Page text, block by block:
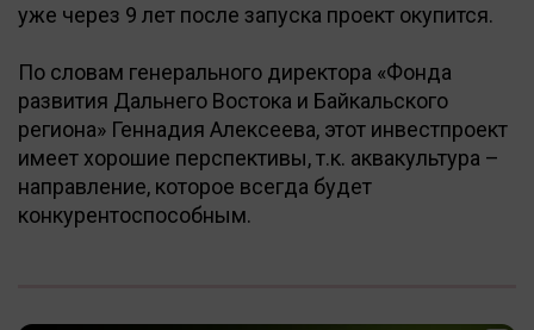
уже через 9 лет после запуска проект окупится.
По словам генерального директора «Фонда
развития Дальнего Востока и Байкальского
региона» Геннадия Алексеева, этот инвестпроект
имеет хорошие перспективы, т.к. аквакультура –
направление, которое всегда будет
конкурентоспособным.